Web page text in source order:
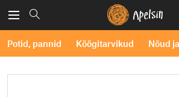
Potid, pannid Köögitarvikud Nõud